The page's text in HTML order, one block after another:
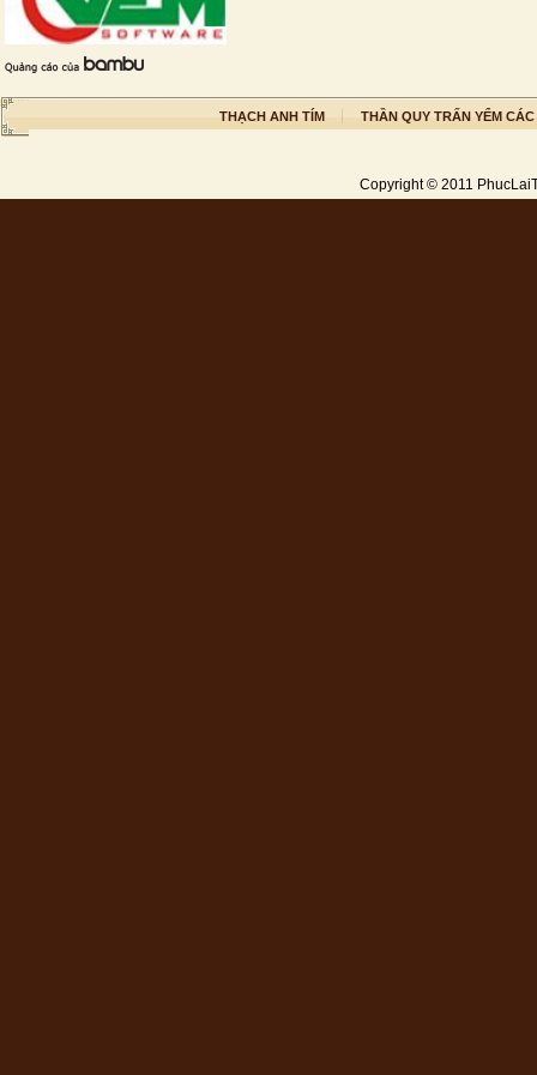
THẠCH ANH TÍM THẦN QUY TRẤN YỂM
Copyright © 2011